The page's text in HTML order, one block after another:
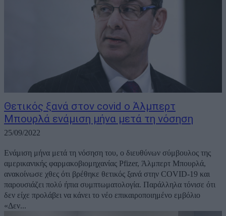
Θετικός ξανά στον covid ο Άλμπερτ
Μπουρλά ενάμιση μήνα μετά τη νόσηση
25/09/2022
Ενάμιση μήνα μετά τη νόσηση του, ο διευθύνων σύμβουλος της
αμερικανικής φαρμακοβιομηχανίας Pfizer, Άλμπερτ Μπουρλά,
ανακοίνωσε χθες ότι βρέθηκε θετικός ξανά στην COVID-19 και
παρουσιάζει πολύ ήπια συμπτωματολογία. Παράλληλα τόνισε ότι
δεν είχε προλάβει να κάνει το νέο επικαιροποιημένο εμβόλιο
«Δεν...